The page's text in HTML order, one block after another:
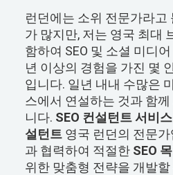
런던에는 소위 전문가라고
가 많지만, 저는 영국 최대
함하여 SEO 및 소셜 미디
년 이상의 경험을 가진 몇
입니다. 일년 내내 수많은
스에서 연설하는 것과 함
니다. SEO 컨설턴트 서비스
설턴트 영국 런던의 전문
과 협력하여 적절한 SEO
위한 맞춤형 전략을 개발